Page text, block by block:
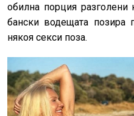
обилна порция
бански водещата позира
някоя секси поза.